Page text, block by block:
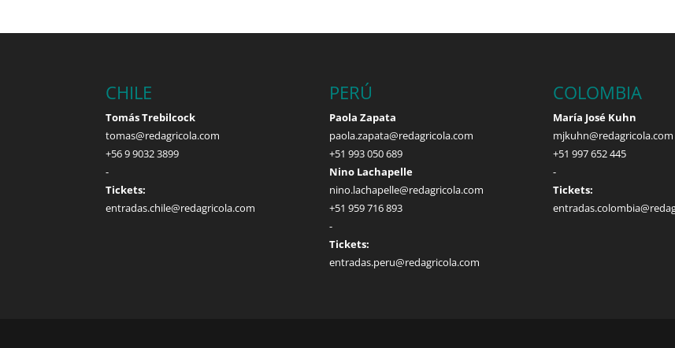
CHILE
Tomás Trebilcock
tomas@redagricola.com
+56 9 9032 3899
-
Tickets:
entradas.chile@redagricola.com
PERÚ
Paola Zapata
paola.zapata@redagricola.com
+51 993 050 689
Nino Lachapelle
nino.lachapelle@redagricola.com
+51 959 716 893
-
Tickets:
entradas.peru@redagricola.com
COLOMBIA
María José Kuhn
mjkuhn@redagricola.com
+51 997 652 445
-
Tickets: